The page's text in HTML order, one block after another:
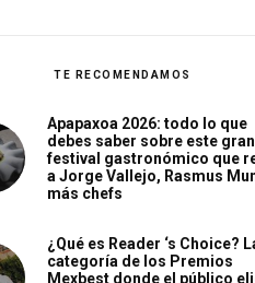
TE RECOMENDAMOS
Apapaxoa 2026: todo lo que
debes saber sobre este gran
festival gastronómico que
a Jorge Vallejo, Rasmus
más chefs
¿Qué es Reader ‘s Choice?
categoría de los Premios
Mexbest donde el público